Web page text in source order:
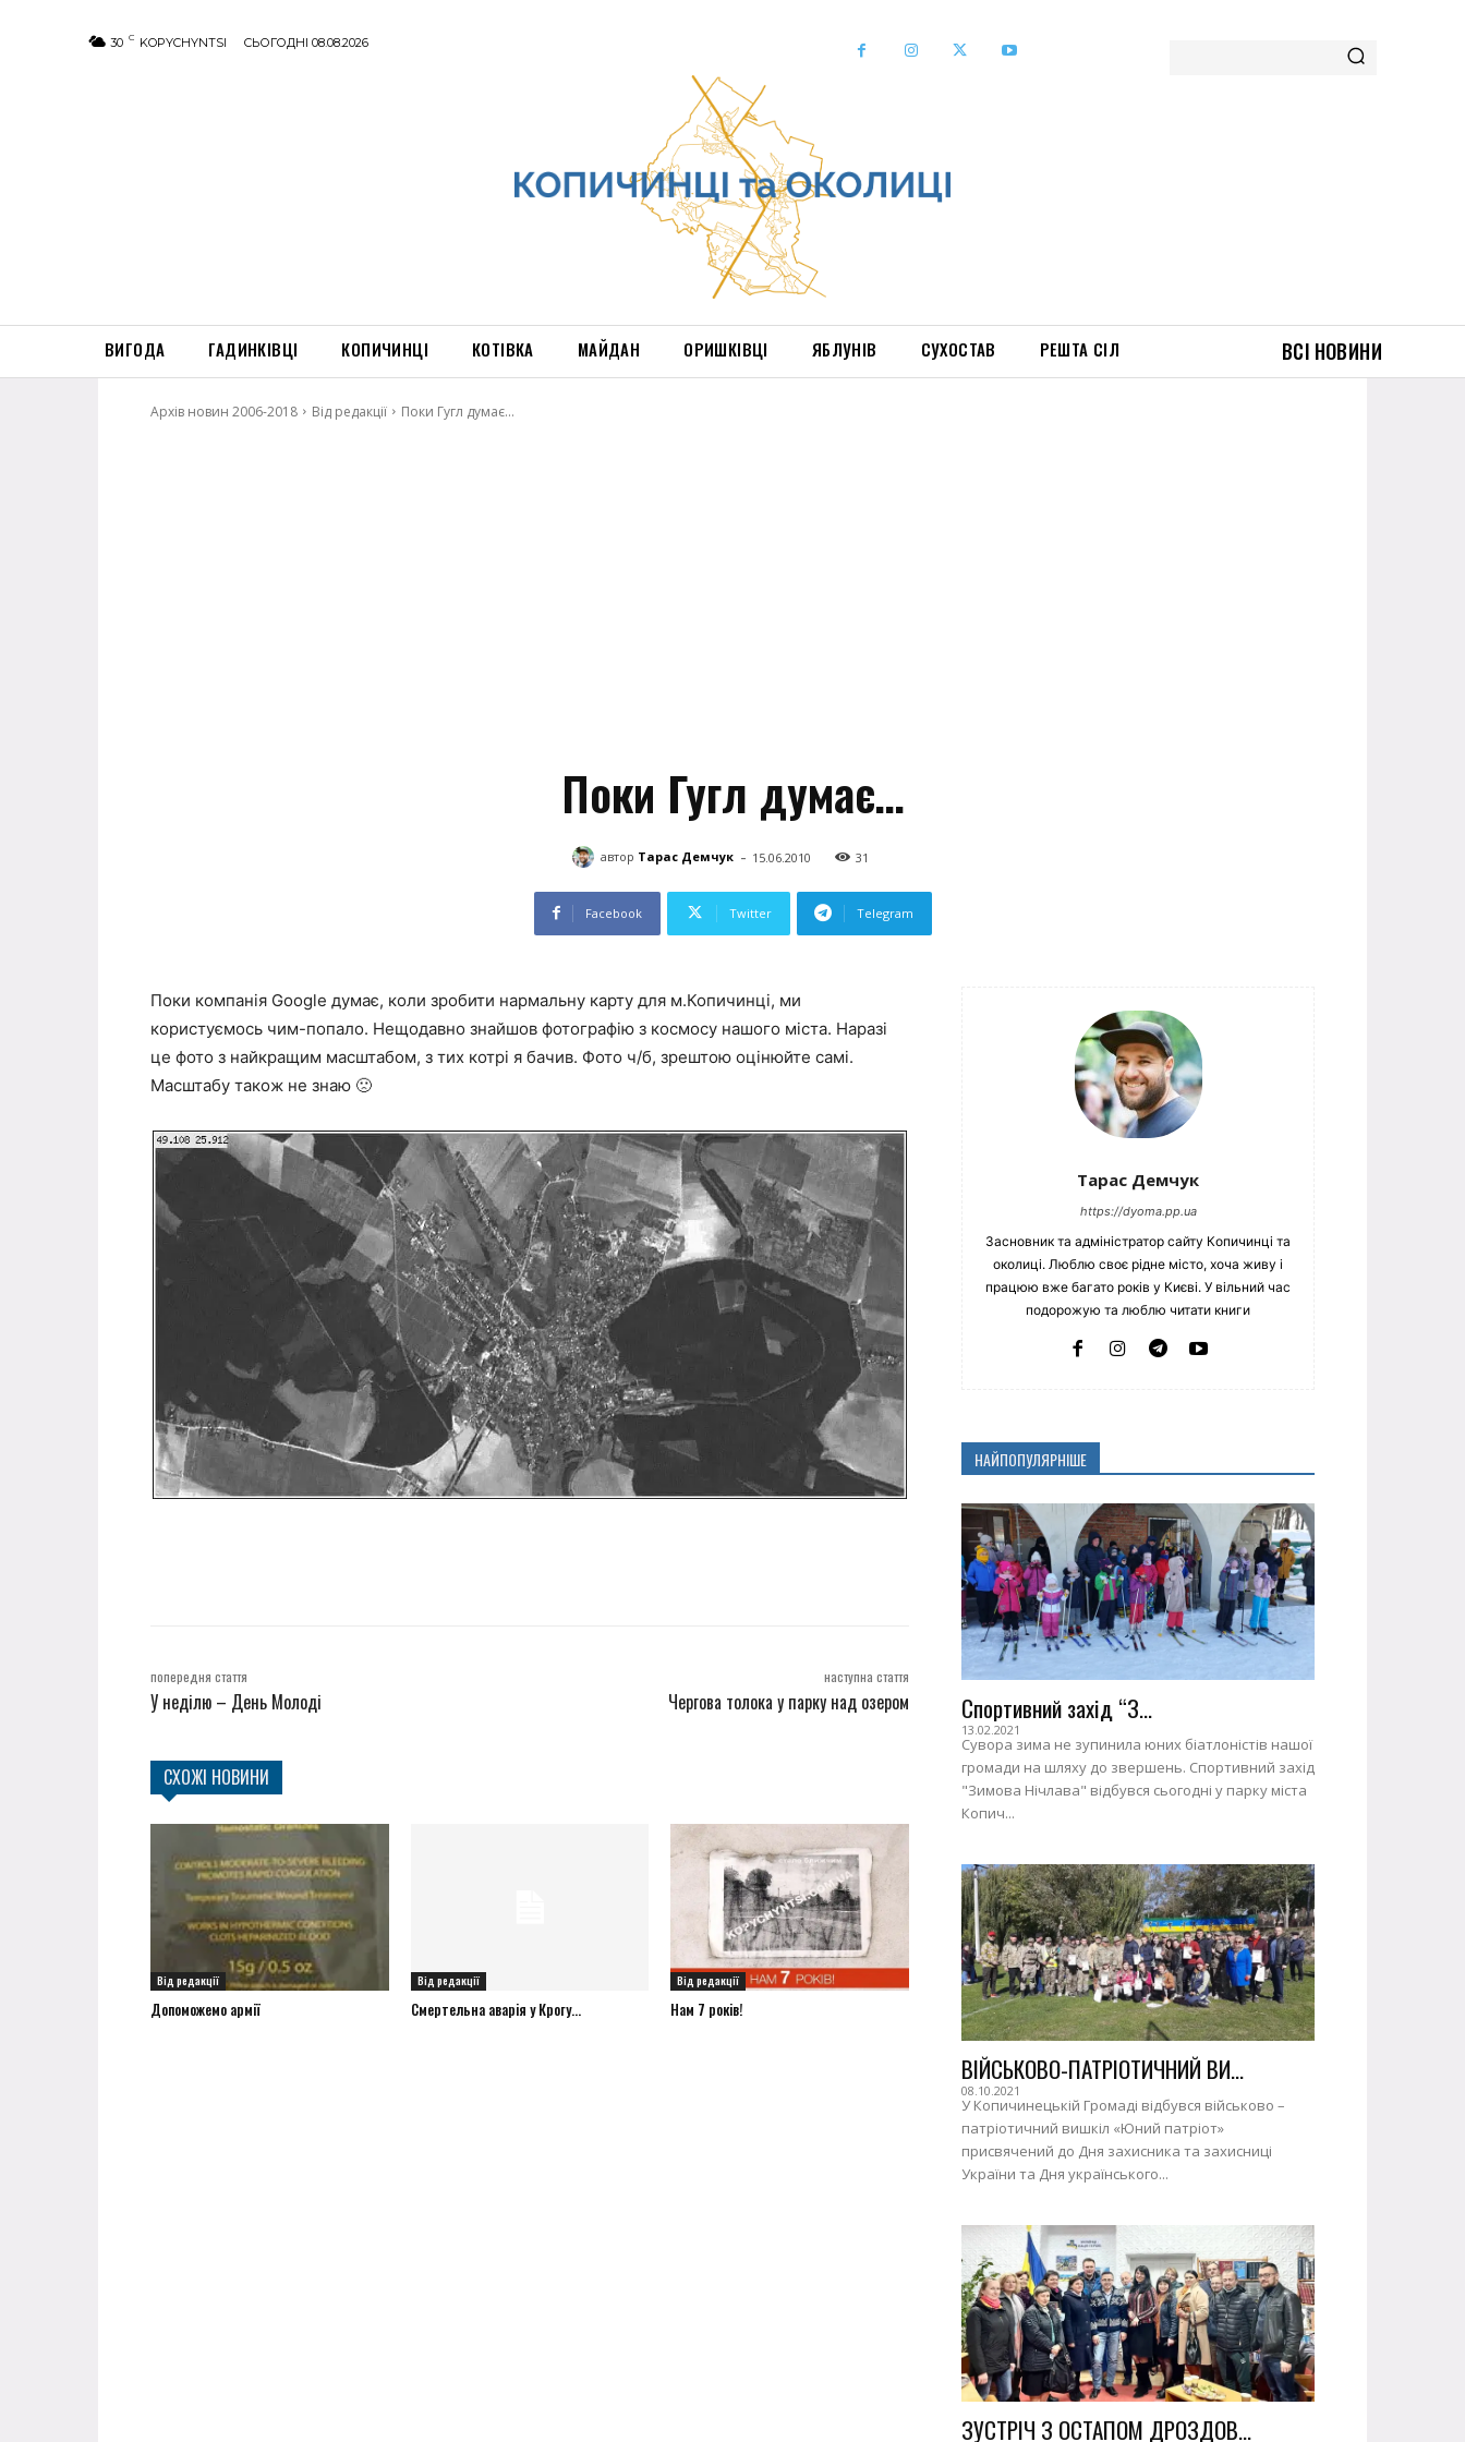
30 C KOPYCHYNTSI СЬОГОДНІ 08.08.2026
ВИГОДА ГАДИНКІВЦІ КОПИЧИНЦІ КОТІВКА МАЙДАН ОРИШКІВЦІ ЯБЛУНІВ СУХОСТАВ РЕШТА СІЛ ВСІ НОВИНИ
Архів новин 2006-2018 Від редакції Поки Гугл думає...
Поки Гугл думає…
автор Тарас Демчук - 15.06.2010 31
Facebook Twitter Telegram
Поки компанія Google думає, коли зробити нармальну карту для м.Копичинці, ми
користуємось чим-попало. Нещодавно знайшов фотографію з космосу нашого міста. Наразі
це фото з найкращим масштабом, з тих котрі я бачив. Фото ч/б, зрештою оцінюйте самі.
Масштабу також не знаю 🙁
попередня стаття
У неділю – День Молоді
наступна стаття
Чергова толока у парку над озером
СХОЖІ НОВИНИ
Від редакції
Допоможемо армії
Від редакції
Смертельна аварія у Крогу...
Від редакції
Нам 7 років!
Тарас Демчук
https://dyoma.pp.ua
Засновник та адміністратор сайту Копичинці та
околиці. Люблю своє рідне місто, хоча живу і
працюю вже багато років у Києві. У вільний час
подорожую та люблю читати книги
НАЙПОПУЛЯРНІШЕ
Спортивний захід “З...
13.02.2021
Сувора зима не зупинила юних біатлоністів нашої
громади на шляху до звершень. Спортивний захід
"Зимова Нічлава" відбувся сьогодні у парку міста
Копич...
ВІЙСЬКОВО-ПАТРІОТИЧНИЙ ВИ...
08.10.2021
У Копичинецькій Громаді відбувся військово –
патріотичний вишкіл «Юний патріот»
присвячений до Дня захисника та захисниці
України та Дня українського...
ЗУСТРІЧ З ОСТАПОМ ДРОЗДОВ...